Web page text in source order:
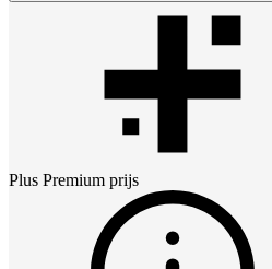
Plus Premium prijs